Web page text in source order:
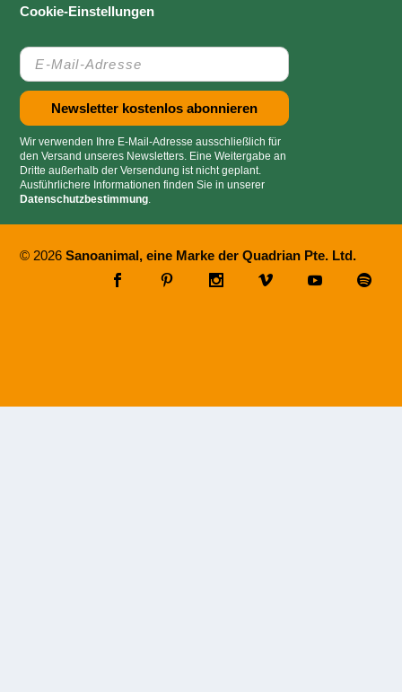
Cookie-Einstellungen
Wir verwenden Ihre E-Mail-Adresse ausschließlich für
den Versand unseres Newsletters. Eine Weitergabe an
Dritte außerhalb der Versendung ist nicht geplant.
Ausführlichere Informationen finden Sie in unserer
Datenschutzbestimmung.
© 2026Sanoanimal, eine Marke der Quadrian Pte. Ltd.